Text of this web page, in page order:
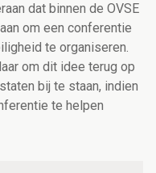
dat binnen de OVSE
om een conferentie
te organiseren.
om dit idee terug op
bij te staan, indien
te helpen